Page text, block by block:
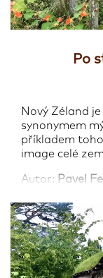
Po
Nový Zéland
synonymem
příkladem
image celé
Autor: Pavel
29.09.2019